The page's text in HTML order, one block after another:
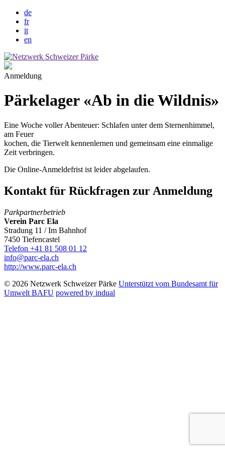
de
fr
it
en
Anmeldung
Pärkelager «Ab in die Wildnis»
Eine Woche voller Abenteuer: Schlafen unter dem Sternenhimmel,
am Feuer
kochen, die Tierwelt kennenlernen und gemeinsam eine einmalige
Zeit verbringen.
Die Online-Anmeldefrist ist leider abgelaufen.
Kontakt für Rückfragen zur Anmeldung
Parkpartnerbetrieb
Verein Parc Ela
Stradung 11 / Im Bahnhof
7450 Tiefencastel
Telefon +41 81 508 01 12
info@parc-ela.ch
http://www.parc-ela.ch
© 2026 Netzwerk Schweizer Pärke Unterstützt vom Bundesamt für
Umwelt BAFU powered by indual